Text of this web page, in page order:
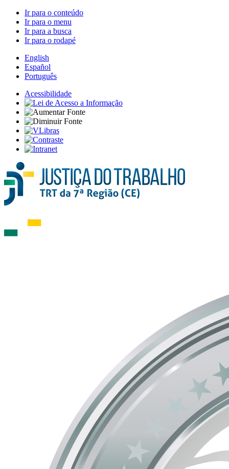
Ir para o conteúdo
Ir para o menu
Ir para a busca
Ir para o rodapé
English
Español
Português
Acessibilidade